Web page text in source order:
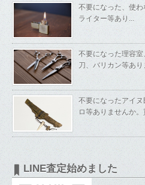
不要になった、使
ライター等あり...
不要になった理容
刀、バリカン等あり
不要になったアイ
ロ等ありませんか。
LINE査定始めました